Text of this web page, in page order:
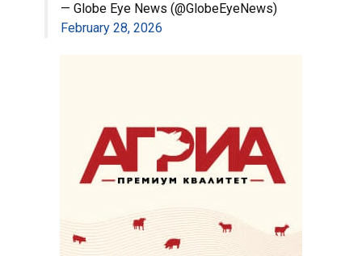
— Globe Eye News (@GlobeEyeNews)
February 28, 2026